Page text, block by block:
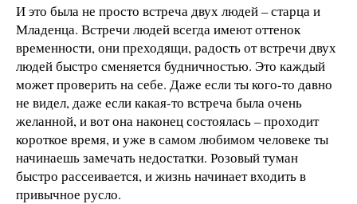
И это была не просто встреча двух людей – старца и
Младенца. Встречи людей всегда имеют оттенок
временности, они преходящи, радость от встречи двух
людей быстро сменяется будничностью. Это каждый
может проверить на себе. Даже если ты кого-то давно
не видел, даже если какая-то встреча была очень
желанной, и вот она наконец состоялась – проходит
короткое время, и уже в самом любимом человеке ты
начинаешь замечать недостатки. Розовый туман
быстро рассеивается, и жизнь начинает входить в
привычное русло.